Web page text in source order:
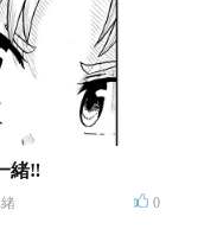
緒‼
0